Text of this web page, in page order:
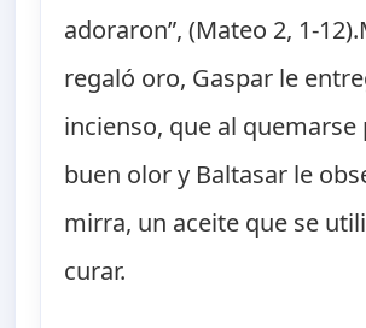
adoraron”, (Mateo 2, 1-
regaló oro, Gaspar le
incienso, que al quemarse
buen olor y Baltasar le
mirra, un aceite que se
curar.